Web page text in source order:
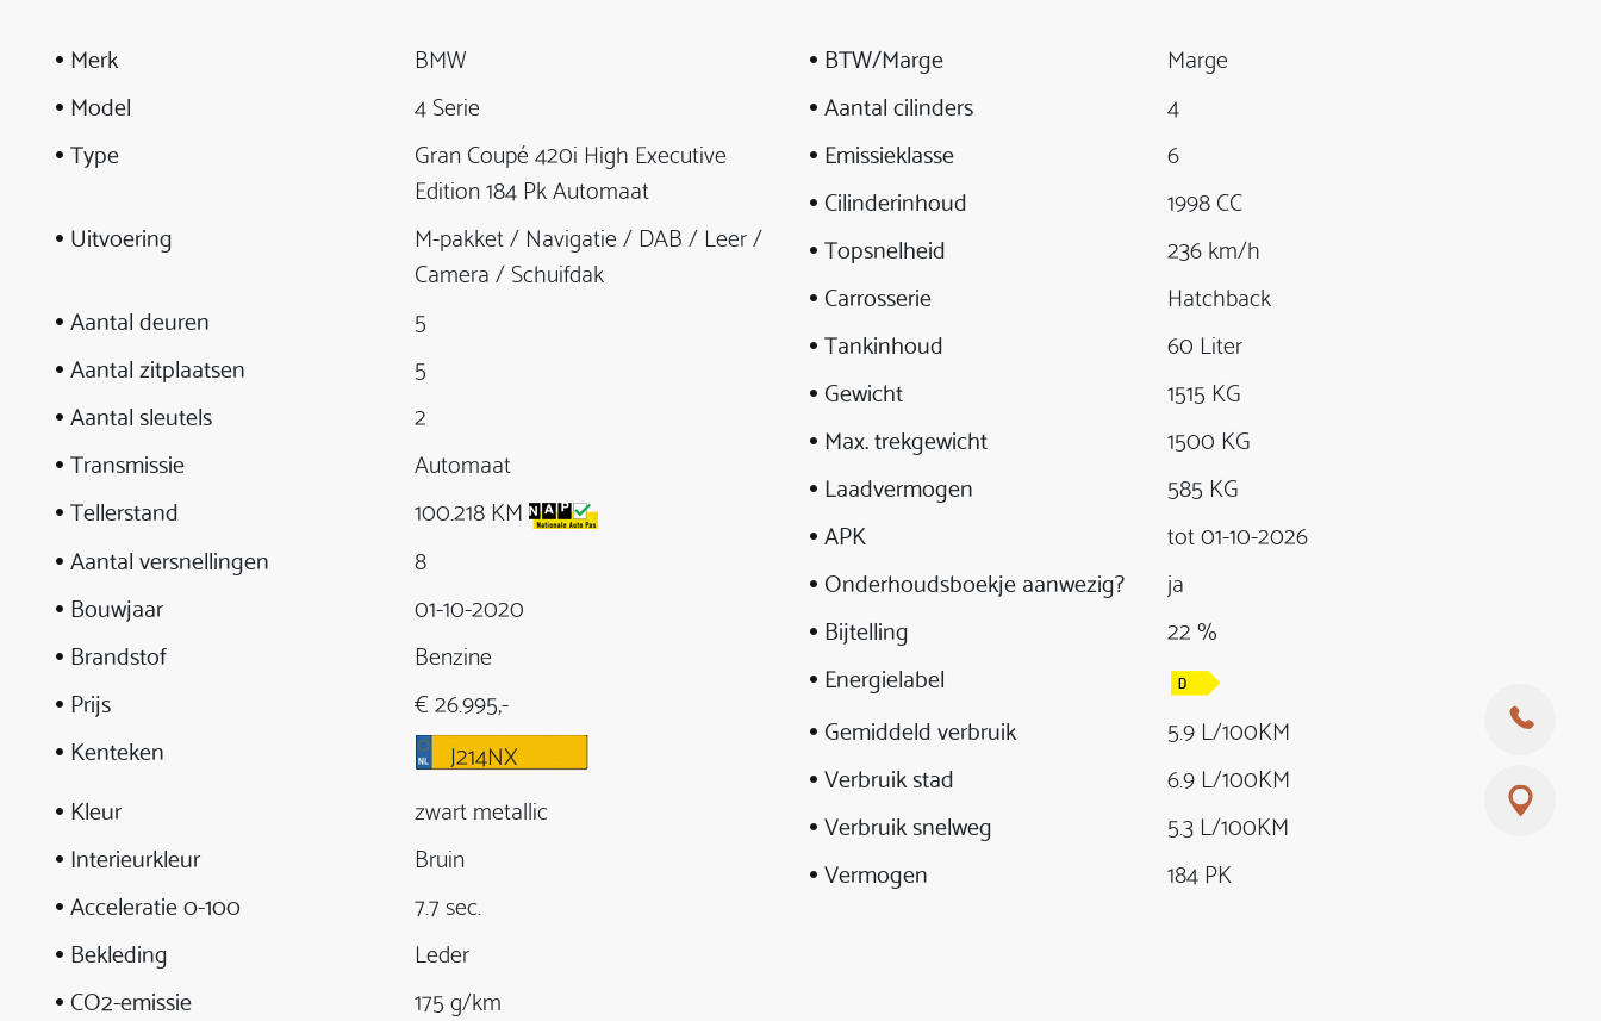
Merk
BMW
Model
4 Serie
Type
Gran Coupé 420i High Executive
Edition 184 Pk Automaat
Uitvoering
M-pakket / Navigatie / DAB / Leer /
Camera / Schuifdak
Aantal deuren
5
Aantal zitplaatsen
5
Aantal sleutels
2
Transmissie
Automaat
Tellerstand
100.218 KM
Aantal versnellingen
8
Bouwjaar
01-10-2020
Brandstof
Benzine
Prijs
€ 26.995,-
Kenteken
J214NX
Kleur
zwart metallic
Interieurkleur
Bruin
Acceleratie 0-100
7.7 sec.
Bekleding
Leder
CO2-emissie
175 g/km
BTW/Marge
Marge
Aantal cilinders
4
Emissieklasse
6
Cilinderinhoud
1998 CC
Topsnelheid
236 km/h
Carrosserie
Hatchback
Tankinhoud
60 Liter
Gewicht
1515 KG
Max. trekgewicht
1500 KG
Laadvermogen
585 KG
APK
tot 01-10-2026
Onderhoudsboekje aanwezig?
ja
Bijtelling
22 %
Energielabel
Gemiddeld verbruik
5.9 L/100KM
Verbruik stad
6.9 L/100KM
Verbruik snelweg
5.3 L/100KM
Vermogen
184 PK